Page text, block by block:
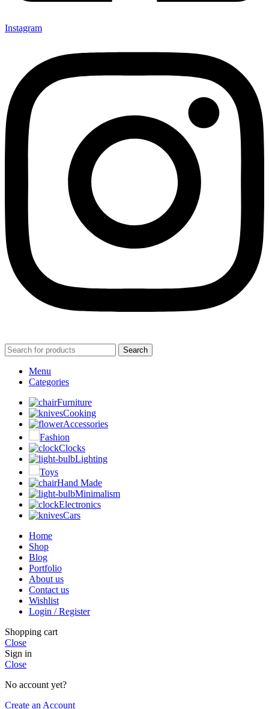
Instagram
Search
Menu
Categories
Furniture
Cooking
Accessories
Fashion
Clocks
Lighting
Toys
Hand Made
Minimalism
Electronics
Cars
Home
Shop
Blog
Portfolio
About us
Contact us
Wishlist
Login / Register
Shopping cart
Close
Sign in
Close
No account yet?
Create an Account